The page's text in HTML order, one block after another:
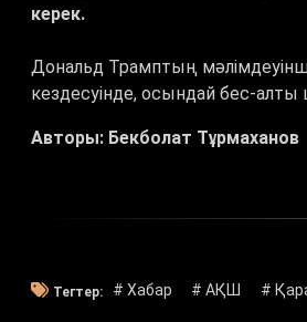
керек.
Дональд Трамптың
кездесуінде, осындай бес-
Авторы: Бекболат Тұрмаханов
Тегтер: # Хабар # АҚШ #